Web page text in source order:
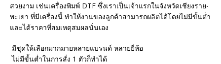
สวยงาม เช่นเครื่องพิมพ์ DTF ซึ่งเราเป็นเจ้าแรกในจังหวัดเชียงราย-
พะเยา ที่มีเครื่องนี้ ทำให้งานของลูกค้าสามารถผลิตได้โดยไม่มีขั้นต่ำ
และได้ราคาที่สมเหตุสมผลนั่นเอง
มีชุดให้เลือกมากมายหลายแบรนด์ หลายยี่ห้อ
ไม่มีขั้นต่ำในการสั่ง 1 ตัวก็ทำได้